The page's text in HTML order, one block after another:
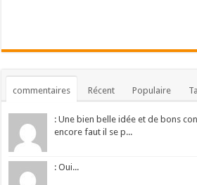
commentaires Récent Populaire
: Une bien belle idée et de bons
encore faut il se p...
: Oui...